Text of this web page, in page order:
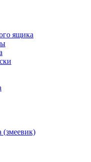
ящика
(змеевик)